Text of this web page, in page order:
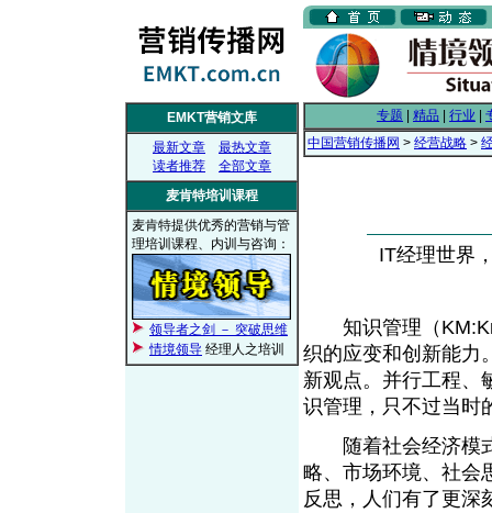
EMKT营销文库
最新文章
最热文章
读者推荐
全部文章
麦肯特培训课程
麦肯特提供优秀的营销与管
理培训课程、内训与咨询：
领导者之剑 － 突破思维
情境领导 经理人之培训
专题 精品 行业
中国营销传播网 > 经营战略 >
IT经理世界
知识管理（
织的应变和创新能力
新观点。并行工程、
识管理，只不过当时
随着社会经济模式
略、市场环境、社会
反思，人们有了更深